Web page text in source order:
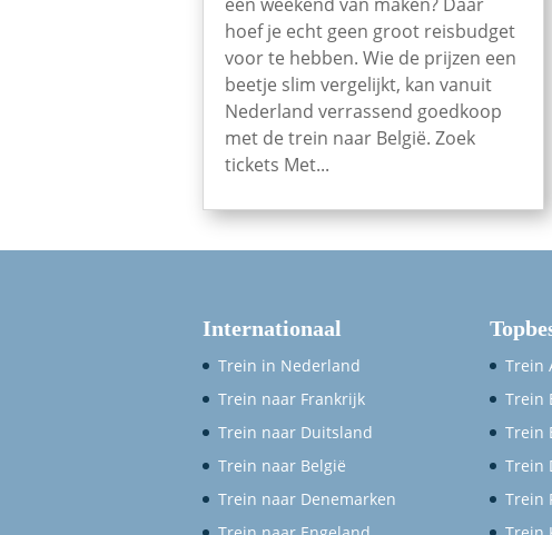
hoef je echt geen groot reisbudget
voor te hebben. Wie de prijzen een
beetje slim vergelijkt, kan vanuit
Nederland verrassend goedkoop
met de trein naar België. Zoek
tickets Met...
Internationaal
Trein in Nederland
Trein naar Frankrijk
Trein naar Duitsland
Trein naar België
Trein naar Denemarken
Trein
Trein
Trein
Trein
Trein